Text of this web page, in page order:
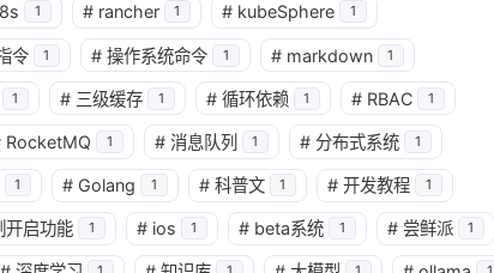
1 # rancher 1 # kubeSphere 1
令 1 # 操作系统命令 1 # markdown 1
1 # 三级缓存 1 # 循环依赖 1 # RBAC 1
RocketMQ 1 # 消息队列 1 # 分布式系统 1
1 # Golang 1 # 科普文 1 # 开发教程 1
开启功能 1 # ios 1 # beta系统 1 # 尝鲜派 1